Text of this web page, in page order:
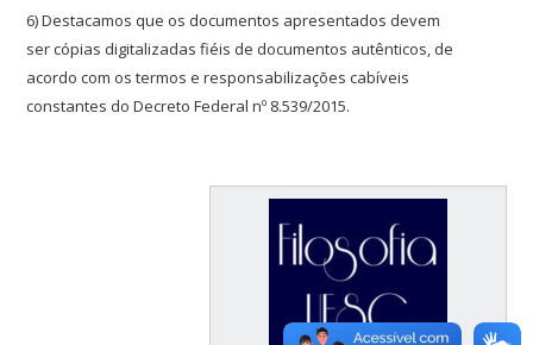
6) Destacamos que os documentos apresentados devem
ser cópias digitalizadas fiéis de documentos autênticos, de
acordo com os termos e responsabilizações cabíveis
constantes do Decreto Federal nº 8.539/2015.